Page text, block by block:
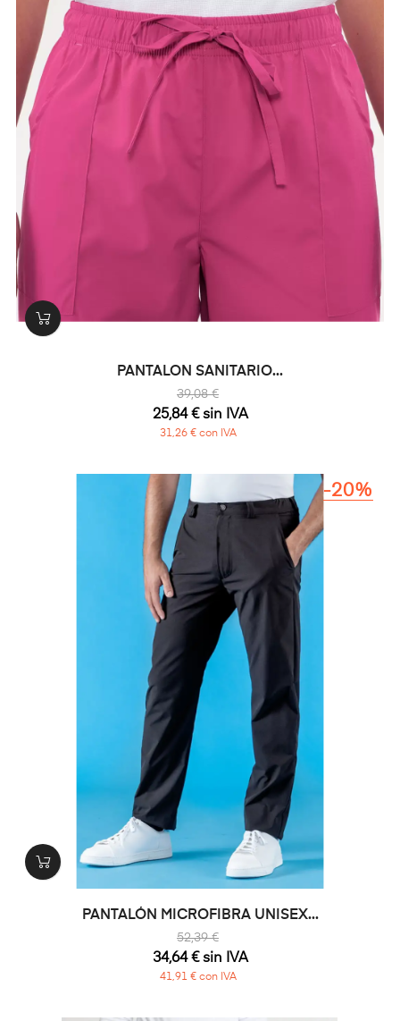
PANTALON SANITARIO...
39,08 €
25,84 € sin IVA
31,26 € con IVA
PANTALÓN MICROFIBRA UNISEX...
52,39 €
-20%
34,64 € sin IVA
41,91 € con IVA